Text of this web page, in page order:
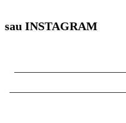
sau INSTAGRAM